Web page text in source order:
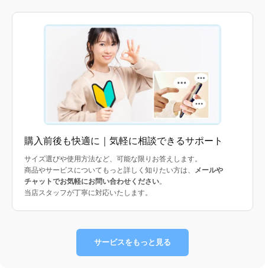
購入前後も快適に｜気軽に相談できるサポート
サイズ選びや使用方法など、可能な限りお答えします。
商品やサービスについてもっと詳しく知りたい方は、
メールや
チャットでお気軽にお問い合わせください。
当店スタッフが丁寧に対応いたします。
サービスをもっと見る